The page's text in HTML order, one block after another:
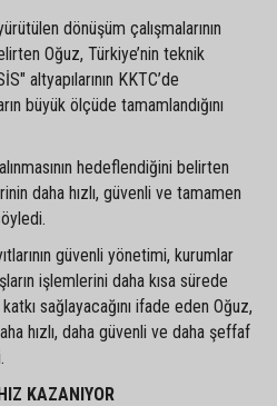
dönüşüm çalışmalarının
Oğuz, Türkiye’nin teknik
altyapılarının KKTC’de
büyük ölçüde tamamlandığını
hedeflendiğini belirten
daha hızlı, güvenli ve tamamen
güvenli yönetimi, kurumlar
işlemlerini daha kısa sürede
sağlayacağını ifade eden Oğuz,
hızlı, daha güvenli ve daha şeffaf
KAZANIYOR